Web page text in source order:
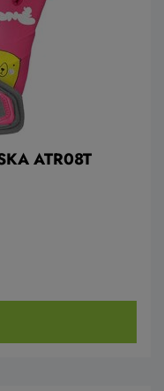
ATR08T